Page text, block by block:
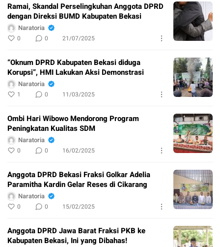
Ramai, Skandal Perselingkuhan Anggota DPRD
dengan Direksi BUMD Kabupaten Bekasi
Naratoria
0 0 21/07/2025
“Oknum DPRD Kabupaten Bekasi diduga
Korupsi”, HMI Lakukan Aksi Demonstrasi
Naratoria
1 0 11/03/2025
Ombi Hari Wibowo Mendorong Program
Peningkatan Kualitas SDM
Naratoria
0 0 16/02/2025
Anggota DPRD Bekasi Fraksi Golkar Adelia
Paramitha Kardin Gelar Reses di Cikarang
Naratoria
0 0 15/02/2025
Anggota DPRD Jawa Barat Fraksi PKB ke
Kabupaten Bekasi, Ini yang Dibahas!